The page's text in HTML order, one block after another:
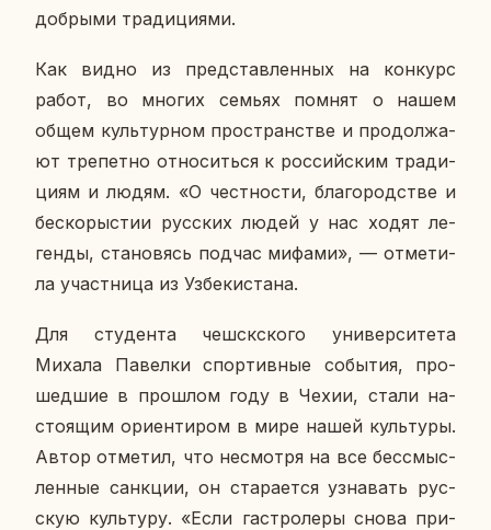
доб­ры­ми тра­ди­ци­я­ми.
Как видно из пред­став­лен­ных на кон­курс
работ, во многих семьях помнят о нашем
общем куль­тур­ном про­стран­стве и про­дол­жа­
ют тре­пет­но от­но­сить­ся к рос­сий­ским тра­ди­
ци­ям и людям. «О чест­но­сти, бла­го­род­стве и
бес­ко­ры­стии рус­ских людей у нас ходят ле­
ген­ды, ста­но­вясь подчас мифами», — от­ме­ти­
ла участ­ни­ца из Уз­бе­ки­ста­на.
Для сту­ден­та чеш­ск­ско­го уни­вер­си­те­та
Михала Па­вел­ки спор­тив­ные со­бы­тия, про­
шед­шие в про­шлом году в Чехии, стали на­
сто­я­щим ори­ен­ти­ром в мире нашей куль­ту­ры.
Автор от­ме­тил, что несмот­ря на все бес­смыс­
лен­ные санк­ции, он ста­ра­ет­ся узна­вать рус­
скую куль­ту­ру. «Если га­стро­ле­ры снова при­